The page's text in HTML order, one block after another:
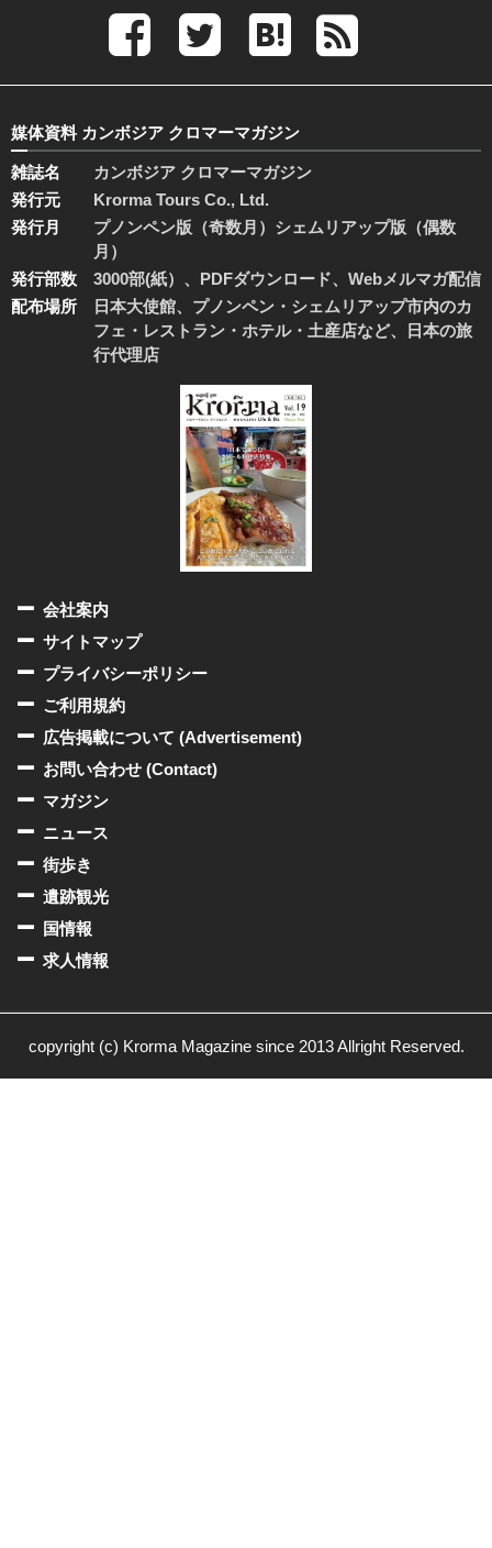
媒体資料 カンボジア クロマーマガジン
雑誌名
カンボジア クロマーマガジン
発行元
Krorma Tours Co., Ltd.
発行月
プノンペン版（奇数月）シェムリアップ版（偶数
月）
発行部数
3000部(紙）、PDFダウンロード、Webメルマガ配信
配布場所
日本大使館、プノンペン・シェムリアップ市内のカ
フェ・レストラン・ホテル・土産店など、日本の旅
行代理店
会社案内
サイトマップ
プライバシーポリシー
ご利用規約
広告掲載について (Advertisement)
お問い合わせ (Contact)
マガジン
ニュース
街歩き
遺跡観光
国情報
求人情報
copyright (c) Krorma Magazine since 2013 Allright Reserved.